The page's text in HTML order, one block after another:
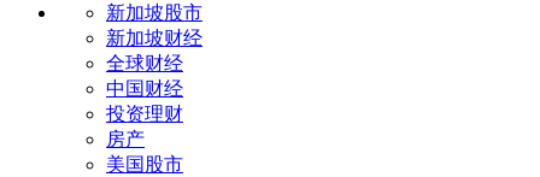
新加坡股市
新加坡财经
全球财经
中国财经
投资理财
房产
美国股市